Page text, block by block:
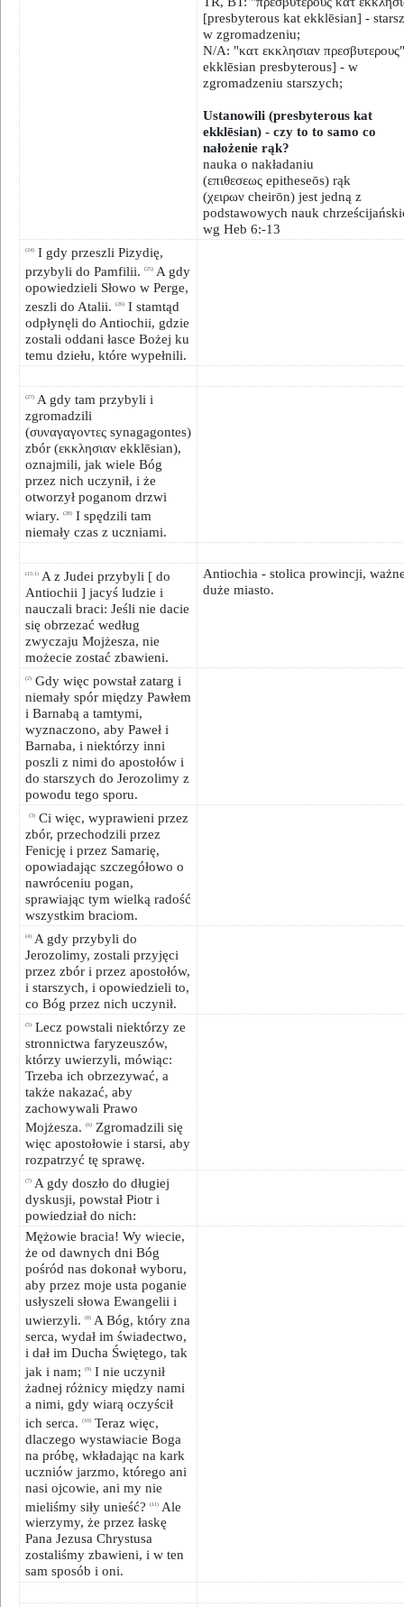
[presbyterous kat ekklēsian] -
w zgromadzeniu;
N/A: "κατ εκκλησιαν
ekklēsian presbyterous] - w
zgromadzeniu starszych;
Ustanowili (presbyterous kat
ekklēsian) - czy to to samo co
nałożenie rąk?
nauka o nakładaniu
(επιθεσεως epitheseōs) rąk
(χειρων cheirōn) jest jedną z
podstawowych nauk
wg Heb 6:-13
(24)I gdy przeszli Pizydię,
przybyli do Pamfilii.
(25)A gdy
opowiedzieli Słowo w Perge,
zeszli do Atalii.
(26)I stamtąd
odpłynęli do Antiochii, gdzie
zostali oddani łasce Bożej ku
temu dziełu, które wypełnili.
(27)A gdy tam przybyli i
zgromadzili
(συναγαγοντες synagagontes)
zbór (εκκλησιαν ekklēsian),
oznajmili, jak wiele Bóg
przez nich uczynił, i że
otworzył poganom drzwi
wiary.
(28)I spędzili tam
niemały czas z uczniami.
(15:1)A z Judei przybyli [ do
Antiochii ] jacyś ludzie i
nauczali braci: Jeśli nie dacie
się obrzezać według
zwyczaju Mojżesza, nie
możecie zostać zbawieni.
Antiochia - stolica prowincji,
duże miasto.
(2)Gdy więc powstał zatarg i
niemały spór między Pawłem
i Barnabą a tamtymi,
wyznaczono, aby Paweł i
Barnaba, i niektórzy inni
poszli z nimi do apostołów i
do starszych do Jerozolimy z
powodu tego sporu.
(3)Ci więc, wyprawieni przez
zbór, przechodzili przez
Fenicję i przez Samarię,
opowiadając szczegółowo o
nawróceniu pogan,
sprawiając tym wielką radość
wszystkim braciom.
(4)A gdy przybyli do
Jerozolimy, zostali przyjęci
przez zbór i przez apostołów,
i starszych, i opowiedzieli to,
co Bóg przez nich uczynił.
(5)Lecz powstali niektórzy ze
stronnictwa faryzeuszów,
którzy uwierzyli, mówiąc:
Trzeba ich obrzezywać, a
także nakazać, aby
zachowywali Prawo
Mojżesza.
(6)Zgromadzili się
więc apostołowie i starsi, aby
rozpatrzyć tę sprawę.
(7)A gdy doszło do długiej
dyskusji, powstał Piotr i
powiedział do nich:
Mężowie bracia! Wy wiecie,
że od dawnych dni Bóg
pośród nas dokonał wyboru,
aby przez moje usta poganie
usłyszeli słowa Ewangelii i
uwierzyli.
(8)A Bóg, który zna
serca, wydał im świadectwo,
i dał im Ducha Świętego, tak
jak i nam;
(9)I nie uczynił
żadnej różnicy między nami
a nimi, gdy wiarą oczyścił
ich serca.
(10)Teraz więc,
dlaczego wystawiacie Boga
na próbę, wkładając na kark
uczniów jarzmo, którego ani
nasi ojcowie, ani my nie
mieliśmy siły unieść?
(11)Ale
wierzymy, że przez łaskę
Pana Jezusa Chrystusa
zostaliśmy zbawieni, i w ten
sam sposób i oni.